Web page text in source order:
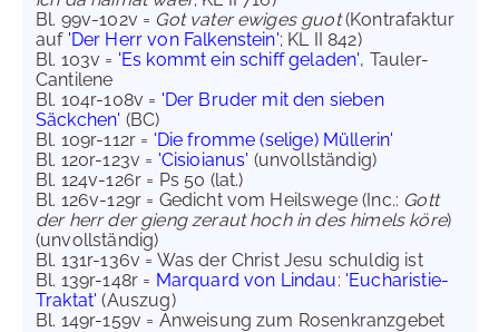
Bl. 99v-102v = Got vater ewiges guot(Kontrafaktur
auf 'Der Herr von Falkenstein'; KL II 842)
Bl. 103v = 'Es kommt ein schiff geladen', Tauler-
Cantilene
Bl. 104r-108v = 'Der Bruder mit den sieben
Säckchen' (BC)
Bl. 109r-112r = 'Die fromme (selige) Müllerin'
Bl. 120r-123v = 'Cisioianus' (unvollständig)
Bl. 124v-126r = Ps 50 (lat.)
Bl. 126v-129r = Gedicht vom Heilswege (Inc.: Gott
der herr der gieng zeraut hoch in des himels köre)
(unvollständig)
Bl. 131r-136v = Was der Christ Jesu schuldig ist
Bl. 139r-148r = Marquard von Lindau: 'Eucharistie-
Traktat' (Auszug)
Bl. 149r-159v = Anweisung zum Rosenkranzgebet